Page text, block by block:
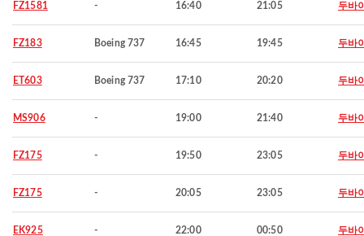
FZ1581 - 16:40 21:05 두바
FZ183 Boeing 737 16:45 19:45 두바
ET603 Boeing 737 17:10 20:20 두바
MS906 - 19:00 21:40 두바
FZ175 - 19:50 23:05 두바
FZ175 - 20:05 23:05 두바
EK925 - 22:00 00:50 두바